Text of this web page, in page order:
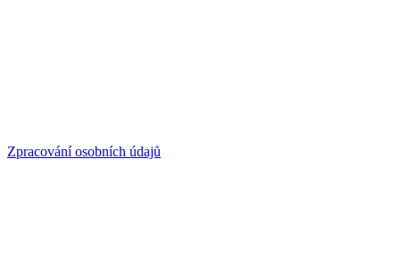
Zpracování osobních údajů